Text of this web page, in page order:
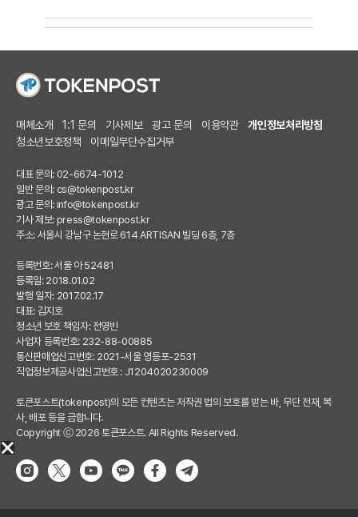
매체소개 1:1 문의 기사제보 광고 문의 이용약관
개인정보처리방침
청소년보호정책
이메일무단수집거부
대표 문의: 02-6674-1012
일반 문의: cs@tokenpost.kr
광고 문의: info@tokenpost.kr
기사 제보: press@tokenpost.kr
주소: 서울시 강남구 논현로 614 ARTISAN 빌딩 6층, 7층
등록번호: 서울 아 52481
등록일: 2018.01.02
발행 일자: 2017.02.17
대표: 김지호
청소년 보호 책임자: 전영빈
사업자 등록번호: 232-88-00885
통신판매업신고번호: 2021-서울 영등포-2531
직업정보제공사업신고번호 : J1204020230009
토큰포스트(tokenpost)의 모든 컨텐츠는 저작권 법의 보호를 받는 바, 무단 전재, 복
사, 배포 등을 금합니다.
Copyright ⓒ 2026 토큰포스트. All Rights Reserved.